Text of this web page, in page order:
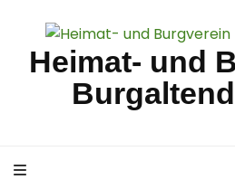
Heimat- und